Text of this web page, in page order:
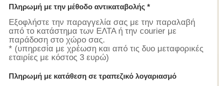
Πληρωμή με την μέθοδο αντικαταβολής *
Εξοφλήστε την παραγγελία σας με την παραλαβή
από το κατάστημα των ΕΛΤΑ ή την courier με
παράδοση στο χώρο σας.
* (υπηρεσία με χρέωση και από τις δυο μεταφορικές
εταιρίες με κόστος 3 ευρώ)
Πληρωμή με κατάθεση σε τραπεζικό λογαριασμό